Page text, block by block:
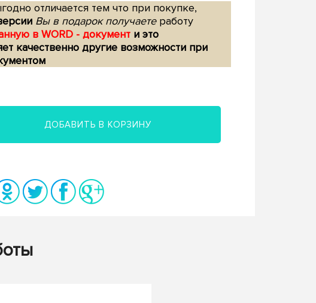
отличается тем что при покупке,
Вы в подарок получаетеработу
в WORD - документ и это
качественно другие возможности при
ДОБАВИТЬ В КОРЗИНУ